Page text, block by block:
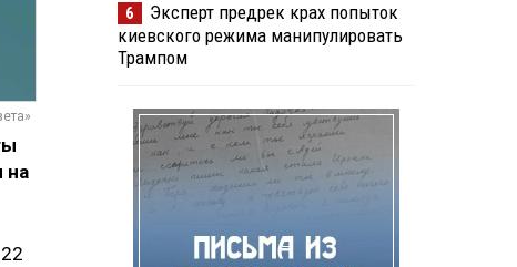
на
6
Эксперт предрек крах попыток
киевского режима манипулировать
Трампом